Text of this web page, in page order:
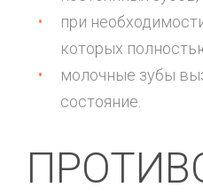
при
которых
молочные зубы
состояние.